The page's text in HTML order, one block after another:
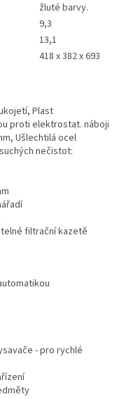
žluté barvy.
9,3
13,1
418 x 382 x 693
Plast
proti elektrostat. náboji
Ušlechtilá ocel
nečistot:
filtrační kazetě
- pro rychlé